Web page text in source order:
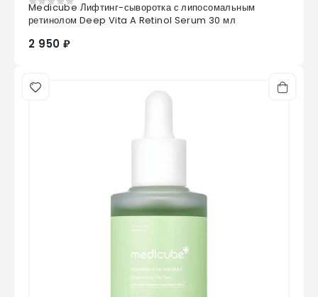
0из 5
Medicube Лифтинг-сыворотка с липосомальным
ретинолом Deep Vita A Retinol Serum 30 мл
2 950 ₽